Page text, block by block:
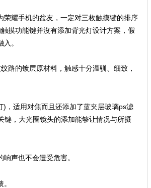
耀手机的盆友，一定对三枚触摸键的排序
摸功能键并沒有添加背光灯设计方案，假
。
路的镀层原材料，触感十分温驯、细致，
，适用对焦而且还添加了蓝夹层玻璃ps滤
，大光圈镜头的添加能够让情况与所摄
声也不会遭受危害。